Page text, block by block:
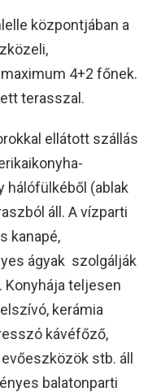
központjában a
4+2 főnek.
terasszal.
ellátott szállás
hálófülkéből (ablak
áll. A vízparti
kanapé,
ágyak szolgálják
Konyhája teljesen
kerámia
kávéfőző,
stb. áll
balatonparti